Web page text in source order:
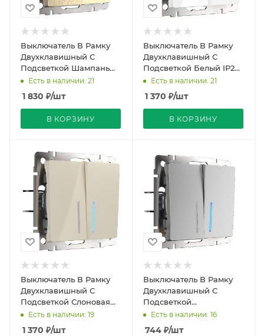
Выключатель В Рамку
Двухклавишный С
Подсветкой Шампань
рифленый IP20 10А 250В
Есть в наличии: 21
1 830 ₽/шт
В КОРЗИНУ
Выключатель В Рамку
Двухклавишный С
Подсветкой Белый IP20
10А 250В Werkel
Есть в наличии: 21
1 370 ₽/шт
В КОРЗИНУ
Выключатель В Рамку
Двухклавишный С
Подсветкой Слоновая
Кость IP20 10А 250В
Есть в наличии: 19
1 370 ₽/шт
Выключатель В Рамку
Двухклавишный С
Подсветкой
Серебряный IP20 10А
250В Werkel
Есть в наличии: 16
744 ₽/шт